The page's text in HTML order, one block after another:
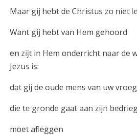
Maar gij hebt de Christus zo niet
Want gij hebt van Hem gehoord
en zijt in Hem onderricht naar de
Jezus is:
dat gij de oude mens van uw
die te gronde gaat aan zijn
moet afleggen